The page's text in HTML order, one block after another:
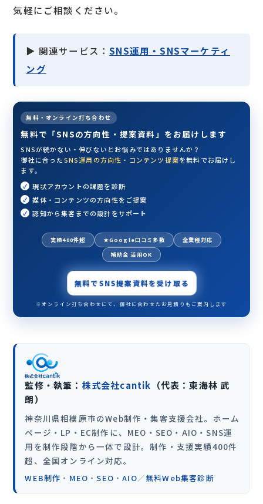
気軽にご相談ください。
▶ 関連サービス：SNS運用・SNSマーケティ
ング
無料・オンライン打ち合わせ
無料で「SNSの方向性・提案資料」をお届けします
SNSが続かない・伸びないとお悩みではありませんか？
御社に合ったSNS運用の方向性・コンテンツ提案を無料でお届けし
ます。
現状アカウントの課題を診断
媒体・コンテンツの方向性をご提案
認知から集客までの設計をサポート
実績400件超 ★Google口コミ多数
全業種対応
補助金 活用OK
無料でSNS提案資料を受け取る
※オンライン打ち合わせにて、御社に合わせたお見積りもご案内します
監修・執筆： 株式会社cantik （代表：東海林 武
朗）
神奈川県相模原市のWeb制作・集客支援会社。ホーム
ページ・LP・EC制作に、MEO・SEO・AIO・SNS運
用を制作段階から一体で設計。制作・支援実績400件
超、全国オンライン対応。
WEB制作 ・ MEO ・SEO ・AIO／無料Web集客診断